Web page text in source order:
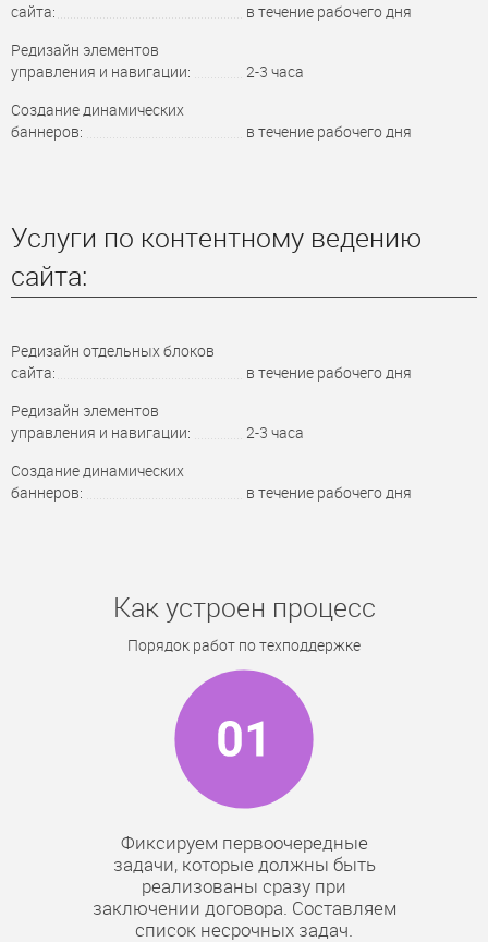
сайта: в течение рабочего дня
Редизайн элементов
управления и навигации:
2-3 часа
Создание динамических
баннеров:
в течение рабочего дня
Услуги по контентному ведению
сайта:
Редизайн отдельных блоков
сайта:
в течение рабочего дня
Редизайн элементов
управления и навигации:
2-3 часа
Создание динамических
баннеров:
в течение рабочего дня
Как устроен процесс
Порядок работ по техподдержке
Фиксируем первоочередные
задачи, которые должны быть
реализованы сразу при
заключении договора. Составляем
список несрочных задач.